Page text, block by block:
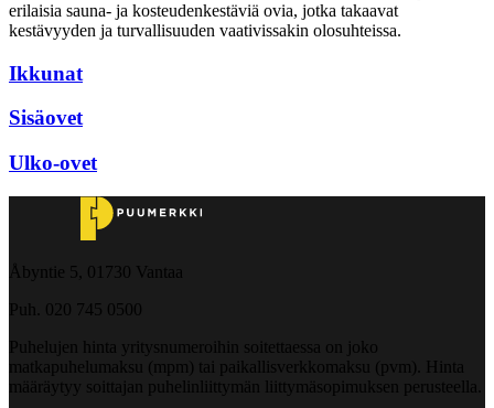
erilaisia sauna- ja kosteudenkestäviä ovia, jotka takaavat
kestävyyden ja turvallisuuden vaativissakin olosuhteissa.
Ikkunat
Sisäovet
Ulko-ovet
Åbyntie 5, 01730 Vantaa
Puh. 020 745 0500
Puhelujen hinta yritysnumeroihin soitettaessa on joko
matkapuhelumaksu (mpm) tai paikallisverkkomaksu (pvm). Hinta
määräytyy soittajan puhelinliittymän liittymäsopimuksen perusteella.